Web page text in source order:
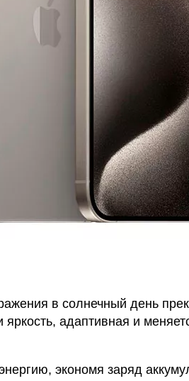
в солнечный день
адаптивная и
экономя заряд